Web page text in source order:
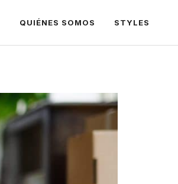
QUIÉNES SOMOS STYLES